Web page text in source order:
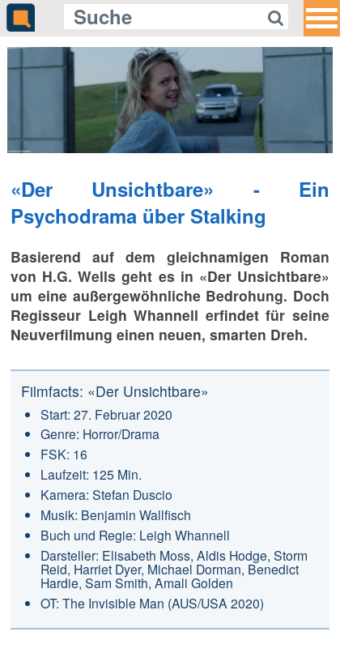
«Der Unsichtbare» - Ein
Psychodrama über Stalking
Basierend auf dem gleichnamigen Roman
von H.G. Wells geht es in «Der Unsichtbare»
um eine außergewöhnliche Bedrohung. Doch
Regisseur Leigh Whannell erfindet für seine
Neuverfilmung einen neuen, smarten Dreh.
Filmfacts: «Der Unsichtbare»
Start: 27. Februar 2020
Genre: Horror/Drama
FSK: 16
Laufzeit: 125 Min.
Kamera: Stefan Duscio
Musik: Benjamin Wallfisch
Buch und Regie: Leigh Whannell
Darsteller: Elisabeth Moss, Aldis Hodge, Storm
Reid, Harriet Dyer, Michael Dorman, Benedict
Hardie, Sam Smith, Amali Golden
OT: The Invisible Man (AUS/USA 2020)